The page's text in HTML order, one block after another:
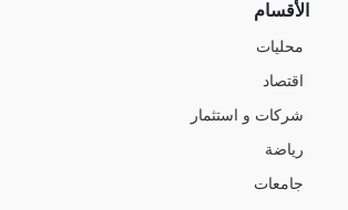
الأقسام
محليات
اقتصاد
شركات و استثمار
رياضة
جامعات